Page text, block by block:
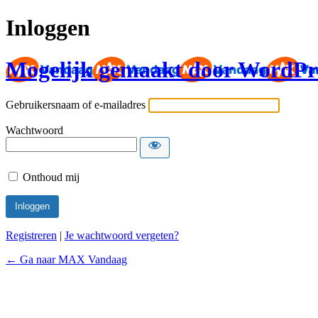
Inloggen
Mogelijk gemaakt door
Gebruikersnaam of e-mailadres
Wachtwoord
Onthoud mij
Registreren | Je wachtwoord vergeten?
← Ga naar MAX Vandaag